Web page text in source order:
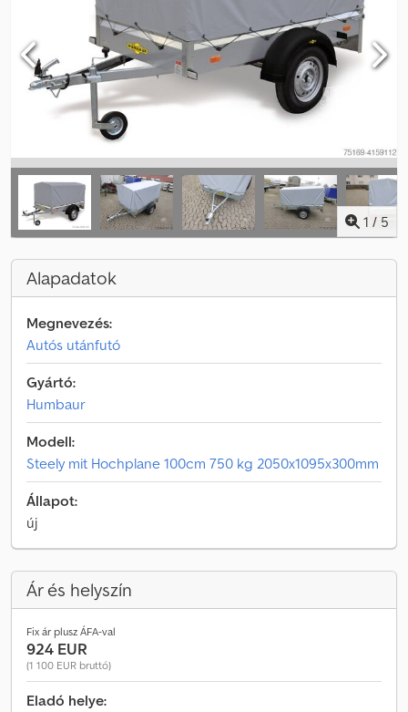
1 / 5
Alapadatok
Megnevezés:
Autós utánfutó
Gyártó:
Humbaur
Modell:
Steely mit Hochplane 100cm 750 kg 2050x1095x300mm
Állapot:
új
Ár és helyszín
Fix ár plusz ÁFA-val
924 EUR
(1 100 EUR bruttó)
Eladó helye: